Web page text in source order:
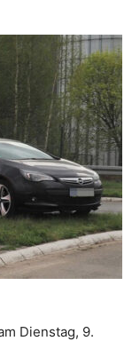
Dienstag, 9.